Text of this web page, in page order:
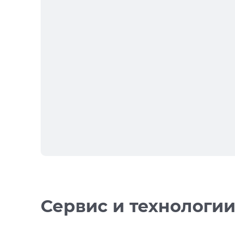
Сервис и технологии